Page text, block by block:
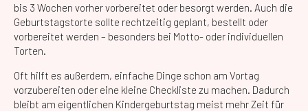
bis 3 Wochen vorher vorbereitet oder besorgt werden. Auch die
Geburtstagstorte sollte rechtzeitig geplant, bestellt oder
vorbereitet werden – besonders bei Motto- oder individuellen
Torten.
Oft hilft es außerdem, einfache Dinge schon am Vortag
vorzubereiten oder eine kleine Checkliste zu machen. Dadurch
bleibt am eigentlichen Kindergeburtstag meist mehr Zeit für